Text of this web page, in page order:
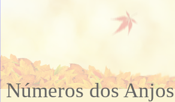
Números dos Anjos